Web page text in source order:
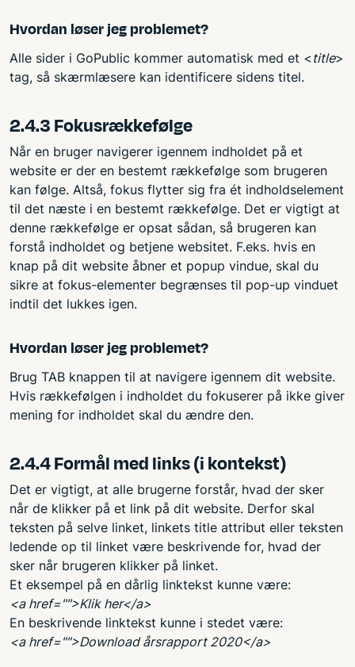
Hvordan løser jeg problemet?
Alle sider i GoPublic kommer automatisk med et < title>
tag, så skærmlæsere kan identificere sidens titel.
2.4.3 Fokusrækkefølge
Når en bruger navigerer igennem indholdet på et
website er der en bestemt rækkefølge som brugeren
kan følge. Altså, fokus flytter sig fra ét indholdselement
til det næste i en bestemt rækkefølge. Det er vigtigt at
denne rækkefølge er opsat sådan, så brugeren kan
forstå indholdet og betjene websitet. F.eks. hvis en
knap på dit website åbner et popup vindue, skal du
sikre at fokus-elementer begrænses til pop-up vinduet
indtil det lukkes igen.
Hvordan løser jeg problemet?
Brug TAB knappen til at navigere igennem dit website.
Hvis rækkefølgen i indholdet du fokuserer på ikke giver
mening for indholdet skal du ændre den.
2.4.4 Formål med links (i kontekst)
Det er vigtigt, at alle brugerne forstår, hvad der sker
når de klikker på et link på dit website. Derfor skal
teksten på selve linket, linkets title attribut eller teksten
ledende op til linket være beskrivende for, hvad der
sker når brugeren klikker på linket.
Et eksempel på en dårlig linktekst kunne være:
<a href="">Klik her</a>
En beskrivende linktekst kunne i stedet være:
<a href="">Download årsrapport 2020</a>